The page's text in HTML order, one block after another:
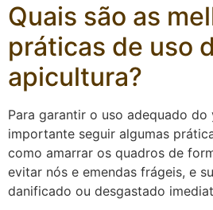
Quais são as
práticas de uso
apicultura?
Para garantir o uso adequado do
importante seguir algumas
como amarrar os quadros de
evitar nós e emendas frágeis, e
danificado ou desgastado